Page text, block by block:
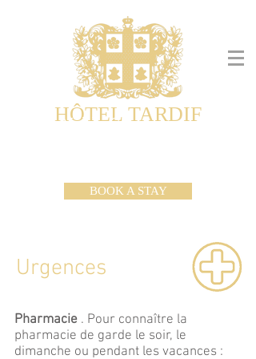
HÔTEL TARDIF
Noble Guesthouse
BOOK A STAY
Urgences
Pharmacie . Pour connaître la
pharmacie de garde le soir, le
dimanche ou pendant les vacances :